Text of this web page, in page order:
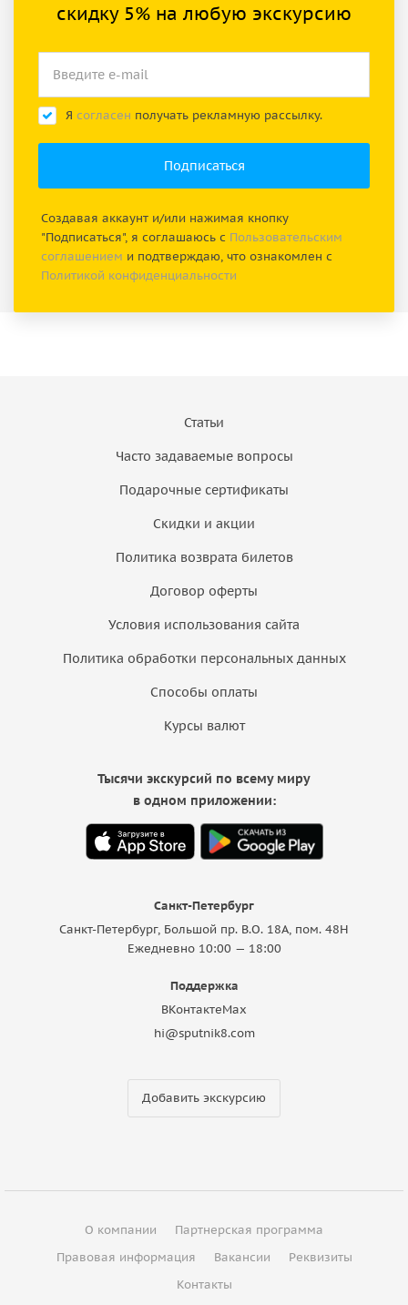
скидку 5% на любую экскурсию
Я согласен получать рекламную рассылку.
Создавая аккаунт и/или нажимая кнопку
"Подписаться", я соглашаюсь с Пользовательским
соглашением и подтверждаю, что ознакомлен с
Политикой конфиденциальности
Статьи
Часто задаваемые вопросы
Подарочные сертификаты
Скидки и акции
Политика возврата билетов
Договор оферты
Условия использования сайта
Политика обработки персональных данных
Способы оплаты
Курсы валют
Санкт-Петербург
Санкт-Петербург, Большой пр. В.О. 18A, пом. 48Н
Ежедневно 10:00 — 18:00
Поддержка
ВКонтактеMax
hi@sputnik8.com
Добавить экскурсию
Тысячи экскурсий по всему миру
в одном приложении:
О компании
Партнерская программа
Правовая информация
Вакансии
Реквизиты
Контакты